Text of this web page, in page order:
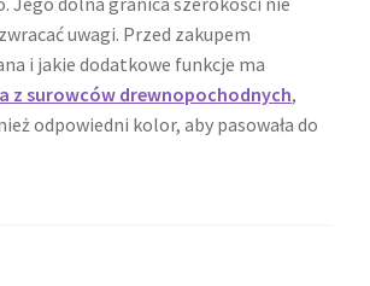
uwagi. Przed zakupem
i jakie dodatkowe funkcje ma
z surowców drewnopochodnych,
odpowiedni kolor, aby pasowała do